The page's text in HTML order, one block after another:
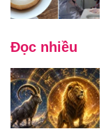
Đọc nhiều